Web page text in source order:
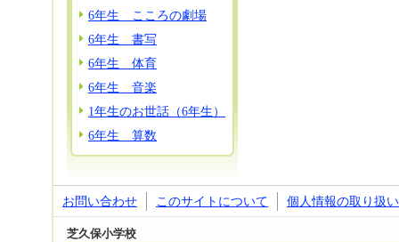
6年生 こころの劇場
6年生 書写
6年生 体育
6年生 音楽
1年生のお世話（6年生）
6年生 算数
お問い合わせ このサイトについて 個人情報の取り扱い
芝久保小学校